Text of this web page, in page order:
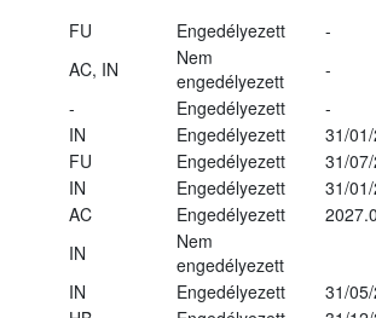
FU Engedélyezett
-
AC, IN
Nem
engedélyezett
-
- Engedélyezett
-
IN Engedélyezett
31/
FU Engedélyezett
31/
IN Engedélyezett
31/
AC Engedélyezett
IN
Nem
engedélyezett
IN Engedélyezett
31/